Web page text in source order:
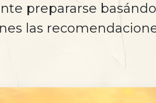
prepararse
las